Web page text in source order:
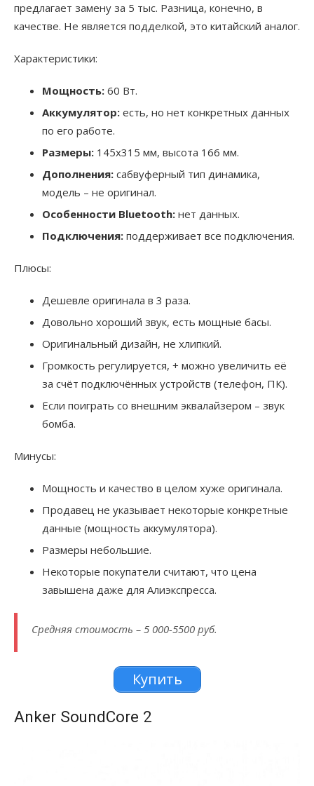
предлагает замену за 5 тыс. Разница, конечно, в
качестве. Не является подделкой, это китайский аналог.
Характеристики:
Мощность: 60 Вт.
Аккумулятор: есть, но нет конкретных данных
по его работе.
Размеры: 145х315 мм, высота 166 мм.
Дополнения: сабвуферный тип динамика,
модель – не оригинал.
Особенности Bluetooth: нет данных.
Подключения: поддерживает все подключения.
Плюсы:
Дешевле оригинала в 3 раза.
Довольно хороший звук, есть мощные басы.
Оригинальный дизайн, не хлипкий.
Громкость регулируется, + можно увеличить её
за счёт подключённых устройств (телефон, ПК).
Если поиграть со внешним эквалайзером – звук
бомба.
Минусы:
Мощность и качество в целом хуже оригинала.
Продавец не указывает некоторые конкретные
данные (мощность аккумулятора).
Размеры небольшие.
Некоторые покупатели считают, что цена
завышена даже для Алиэкспресса.
Средняя стоимость – 5 000-5500 руб.
Купить
Anker SoundCore 2